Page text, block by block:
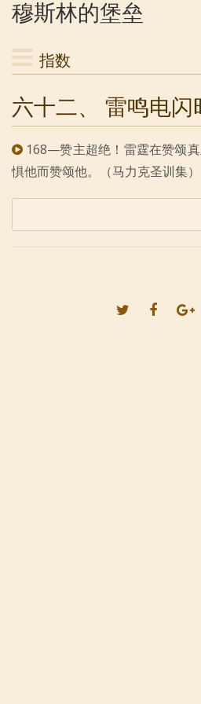
穆斯林的堡垒
指数
六十二、 雷鸣电
168—赞主超绝！雷霆在赞颂
惧他而赞颂他。（马力克圣训集）